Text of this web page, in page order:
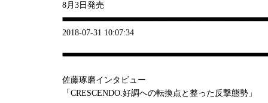
8月3日発売
2018-07-31 10:07:34
佐藤琢磨インタビュー
「CRESCENDO.好調への転換点と整った反撃態勢」